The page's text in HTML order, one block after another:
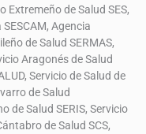
Extremeño de Salud SES,
Agencia
de Salud SERMAS,
Aragonés de Salud
Servicio de Salud de
de Salud
de Salud SERIS, Servicio
de Salud SCS,